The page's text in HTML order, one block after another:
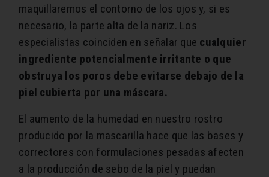
maquillaremos el contorno de los ojos y, si es
necesario, la parte alta de la nariz. Los
especialistas coinciden en señalar que cualquier
ingrediente potencialmente irritante o que
obstruya los poros debe evitarse debajo de la
piel cubierta por una máscara.
El aumento de la humedad en nuestro rostro
producido por la mascarilla hace que las bases y
correctores con formulaciones pesadas afecten
a la producción de sebo de la piel y puedan